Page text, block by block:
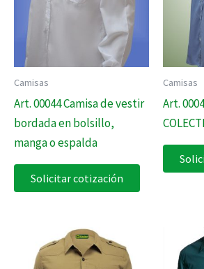
Camisas
Art. 00044 Camisa de vestir
bordada en bolsillo,
manga o espalda
Solicitar cotización
Camisas
Art.